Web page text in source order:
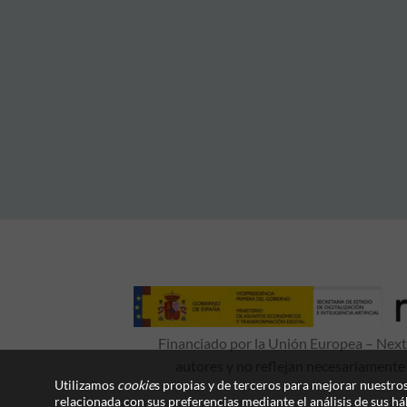
Financiado por la Unión Europea –
Utilizamos cookies propias y de terceros para mejorar
relacionada con sus preferencias mediante el análisis de sus